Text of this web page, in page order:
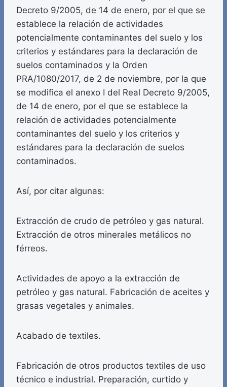
Decreto 9/2005, de 14 de enero, por el que se
establece la relación de actividades
potencialmente contaminantes del suelo y los
criterios y estándares para la declaración de
suelos contaminados y la Orden
PRA/1080/2017, de 2 de noviembre, por la que
se modifica el anexo I del Real Decreto 9/2005,
de 14 de enero, por el que se establece la
relación de actividades potencialmente
contaminantes del suelo y los criterios y
estándares para la declaración de suelos
contaminados.
Así, por citar algunas:
Extracción de crudo de petróleo y gas natural.
Extracción de otros minerales metálicos no
férreos.
Actividades de apoyo a la extracción de
petróleo y gas natural. Fabricación de aceites y
grasas vegetales y animales.
Acabado de textiles.
Fabricación de otros productos textiles de uso
técnico e industrial. Preparación, curtido y